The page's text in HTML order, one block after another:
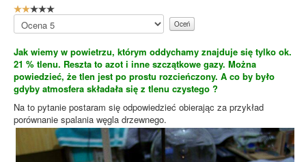
O
c
e
a
u
ż
y
t
k
o
n
Proszę,
oceń
Jak wiemy w powietrzu, którym oddychamy znajduje się tylko ok.
21 % tlenu. Reszta to azot i inne szczątkowe gazy. Można
powiedzieć, że tlen jest po prostu rozcieńczony. A co by było
gdyby atmosfera składała się z tlenu czystego ?
Na to pytanie postaram się odpowiedzieć obierając za przykład
porównanie spalania węgla drzewnego.